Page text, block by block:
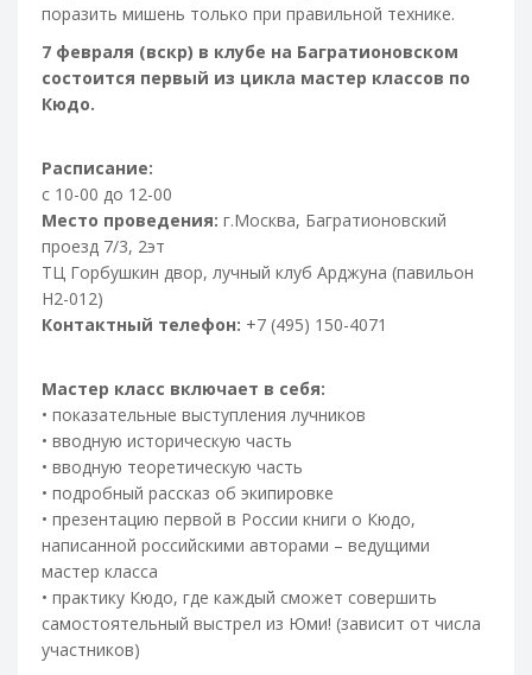
поразить мишень только при правильной технике.
7 февраля (вскр) в клубе на Багратионовском
состоится первый из цикла мастер классов по
Кюдо.
Расписание:
с 10-00 до 12-00
Место проведения: г.Москва, Багратионовский
проезд 7/3, 2эт
ТЦ Горбушкин двор, лучный клуб Арджуна (павильон
H2-012)
Контактный телефон: +7 (495) 150-4071
Мастер класс включает в себя:
• показательные выступления лучников
• вводную историческую часть
• вводную теоретическую часть
• подробный рассказ об экипировке
• презентацию первой в России книги о Кюдо,
написанной российскими авторами – ведущими
мастер класса
• практику Кюдо, где каждый сможет совершить
самостоятельный выстрел из Юми! (зависит от числа
участников)